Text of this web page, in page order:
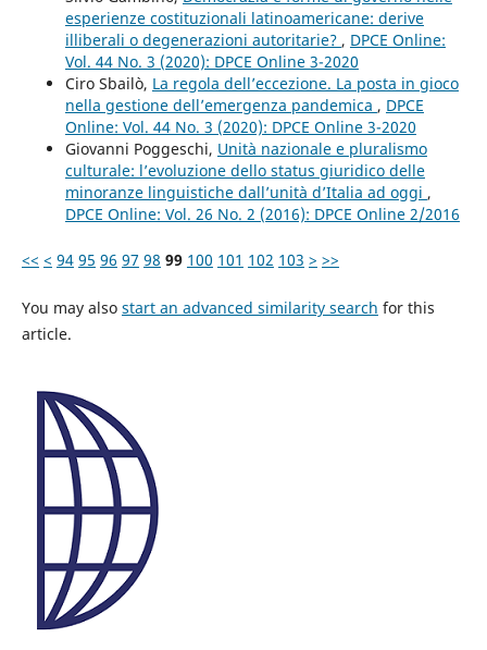
esperienze costituzionali latinoamericane: derive
illiberali o degenerazioni autoritarie? , DPCE Online:
Vol. 44 No. 3 (2020): DPCE Online 3-2020
Ciro Sbailò, La regola dell’eccezione. La posta in gioco
nella gestione dell’emergenza pandemica , DPCE
Online: Vol. 44 No. 3 (2020): DPCE Online 3-2020
Giovanni Poggeschi, Unità nazionale e pluralismo
culturale: l’evoluzione dello status giuridico delle
minoranze linguistiche dall’unità d’Italia ad oggi ,
DPCE Online: Vol. 26 No. 2 (2016): DPCE Online 2/2016
<< < 94 95 96 97 98 99 100 101 102 103 > >>
You may also start an advanced similarity search for this
article.